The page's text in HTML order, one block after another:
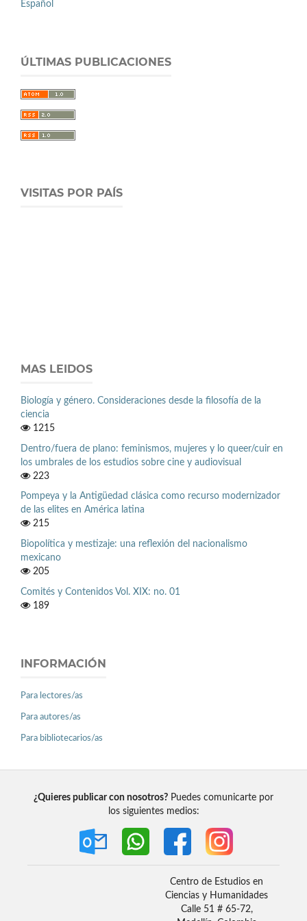
Español
ÚLTIMAS PUBLICACIONES
VISITAS POR PAÍS
MAS LEIDOS
Biología y género. Consideraciones desde la filosofía de la
ciencia
1215
Dentro/fuera de plano: feminismos, mujeres y lo queer/cuir en
los umbrales de los estudios sobre cine y audiovisual
223
Pompeya y la Antigüedad clásica como recurso modernizador
de las elites en América latina
215
Biopolítica y mestizaje: una reflexión del nacionalismo
mexicano
205
Comités y Contenidos Vol. XIX: no. 01
189
INFORMACIÓN
Para lectores/as
Para autores/as
Para bibliotecarios/as
¿Quieres publicar con nosotros? Puedes comunicarte por
los siguientes medios:
Centro de Estudios en
Ciencias y Humanidades
Calle 51 # 65-72,